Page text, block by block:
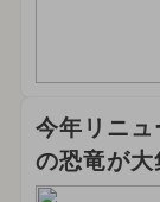
今年リニ
の恐竜が大